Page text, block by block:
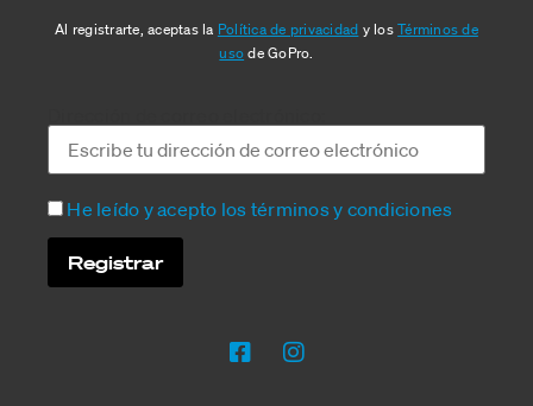
Al registrarte, aceptas la Política de privacidad y losTérminos de
usode GoPro.
He leído y acepto los términos y condiciones